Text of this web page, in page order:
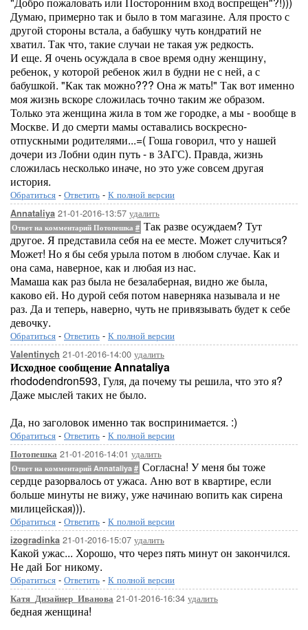
Думаю, примерно так и было в том магазине. Аля просто с
другой стороны встала, а бабушку чуть кондратий не
хватил. Так что, такие случаи не такая уж редкость.
И еще. Я очень осуждала в свое время одну женщину,
ребенок, у которой ребенок жил в будни не с ней, а с
бабушкой. "Как так можно??? Она ж мать!" Так вот именно
моя жизнь вскоре сложилась точно таким же образом.
Только эта женщина жила в том же городке, а мы - вообще в
Москве. И до смерти мамы оставались воскресно-
отпускными родителями...=( Гоша говорил, что у нашей
дочери из Лобни один путь - в ЗАГС). Правда, жизнь
сложилась несколько иначе, но это уже совсем другая
история.
Обратиться - Ответить - К полной версии
Annataliya 21-01-2016-13:57 удалить
Ответ на комментарий Потопешка # Так разве осуждаем? Тут
другое. Я представила себя на ее месте. Может случиться?
Может! Но я бы себя урыла потом в любом случае. Как и
она сама, наверное, как и любая из нас.
Мамаша как раз была не безалаберная, видно же была,
каково ей. Но дурой себя потом наверняка называла и не
раз. Да и теперь, наверно, чуть не привязывать будет к себе
девочку.
Обратиться - Ответить - К полной версии
Valentinych 21-01-2016-14:00 удалить
Исходное сообщение Annataliya
rhododendron593, Гуля, да почему ты решила, что это я?
Даже мыслей таких не было.
Да, но заголовок именно так воспринимается. :)
Обратиться - Ответить - К полной версии
Потопешка 21-01-2016-14:01 удалить
Ответ на комментарий Annataliya # Согласна! У меня бы тоже
сердце разорвалось от ужаса. Аню вот в квартире, если
больше минуты не вижу, уже начинаю вопить как сирена
милицейская))).
Обратиться - Ответить - К полной версии
izogradinka 21-01-2016-15:07 удалить
Какой ужас... Хорошо, что через пять минут он закончился.
Не дай Бог никому.
Обратиться - Ответить - К полной версии
Катя_Дизайнер_Иванова 21-01-2016-16:34 удалить
бедная женщина!